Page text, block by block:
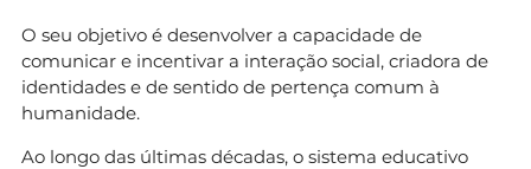
O seu objetivo é desenvolver a capacidade de
comunicar e incentivar a interação social, criadora de
identidades e de sentido de pertença comum à
humanidade.
Ao longo das últimas décadas, o sistema educativo